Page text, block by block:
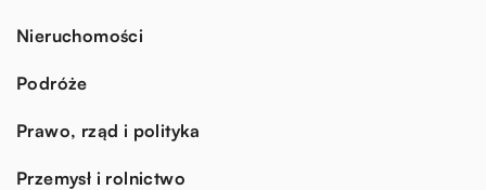
Nieruchomości
Podróże
Prawo, rząd i polityka
Przemysł i rolnictwo